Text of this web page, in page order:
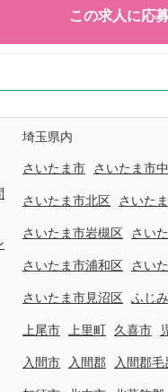
埼玉県内
さいたま市 さいたま市
さいたま市北区 さいた
さいたま市岩槻区 さい
さいたま市浦和区 さい
さいたま市見沼区 ふじ
上尾市 上里町 久喜市
入間市 入間郡 入間郡